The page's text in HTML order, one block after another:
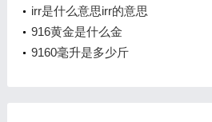
irr是什么意思irr的意思
916黄金是什么金
9160毫升是多少斤